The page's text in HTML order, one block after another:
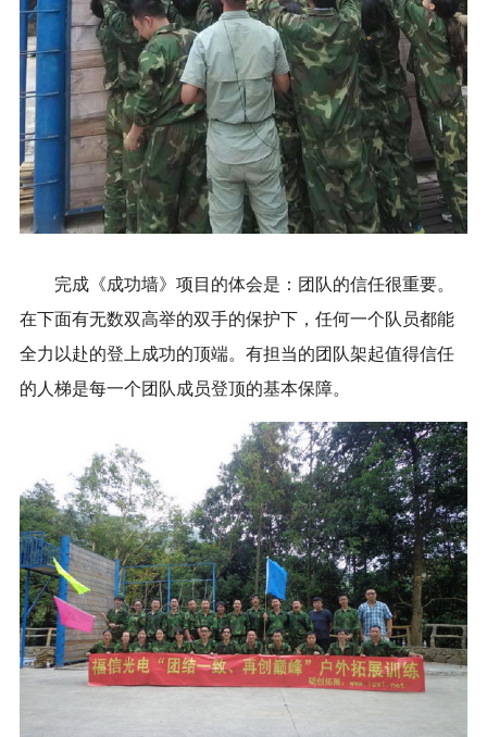
完成《成功墙》项目的体会是：团队的信任很重要。
在下面有无数双高举的双手的保护下，任何一个队员都能
全力以赴的登上成功的顶端。有担当的团队架起值得信任
的人梯是每一个团队成员登顶的基本保障。